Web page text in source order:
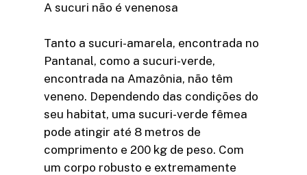
A sucuri não é venenosa
Tanto a sucuri-amarela, encontrada no
Pantanal, como a sucuri-verde,
encontrada na Amazônia, não têm
veneno. Dependendo das condições do
seu habitat, uma sucuri-verde fêmea
pode atingir até 8 metros de
comprimento e 200 kg de peso. Com
um corpo robusto e extremamente